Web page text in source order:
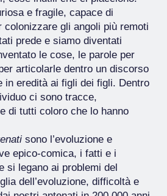
e fragile, capace di
colonizzare gli angoli più remoti
prede e siamo diventati
le cose, le parole per
articolarle dentro un discorso
in eredità ai figli dei figli. Dentro
ci sono tracce,
di tutti coloro che lo hanno
sono l’evoluzione e
epico-comica, i fatti e i
si legano ai problemi del
dell’evoluzione, difficoltà e